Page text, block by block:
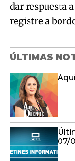
dar respuesta
registre a
ÚLTIMAS
07/